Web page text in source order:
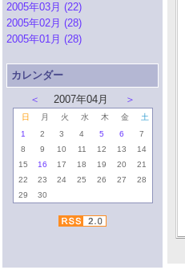
2005年03月 (22)
2005年02月 (28)
2005年01月 (28)
カレンダー
＜
2007年04月 ＞
日 月 火 水 木 金
土
1
2 3 4 5 6
7
8
9 10 11 12 13
14
15
16 17 18 19 20
21
22
23 24 25 26 27
28
29
30